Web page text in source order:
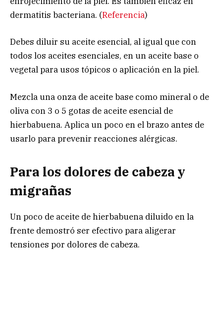
dermatitis bacteriana. (Referencia)
Debes diluir su aceite esencial, al igual que con
todos los aceites esenciales, en un aceite base o
vegetal para usos tópicos o aplicación en la piel.
Mezcla una onza de aceite base como mineral o de
oliva con 3 o 5 gotas de aceite esencial de
hierbabuena. Aplica un poco en el brazo antes de
usarlo para prevenir reacciones alérgicas.
Para los dolores de cabeza y
migrañas
Un poco de aceite de hierbabuena diluido en la
frente demostró ser efectivo para aligerar
tensiones por dolores de cabeza.